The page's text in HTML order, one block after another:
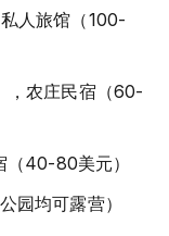
人旅馆（100-
，农庄民宿（60-
（40-80美元）
园均可露营）